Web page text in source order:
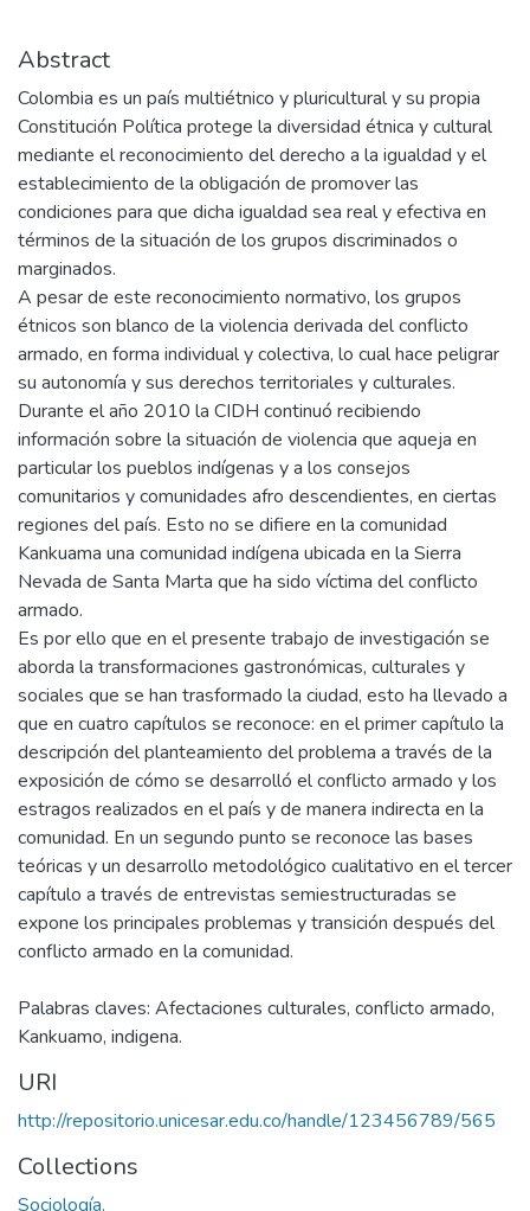
Abstract
Colombia es un país multiétnico y pluricultural y su propia
Constitución Política protege la diversidad étnica y cultural
mediante el reconocimiento del derecho a la igualdad y el
establecimiento de la obligación de promover las
condiciones para que dicha igualdad sea real y efectiva en
términos de la situación de los grupos discriminados o
marginados.
A pesar de este reconocimiento normativo, los grupos
étnicos son blanco de la violencia derivada del conflicto
armado, en forma individual y colectiva, lo cual hace peligrar
su autonomía y sus derechos territoriales y culturales.
Durante el año 2010 la CIDH continuó recibiendo
información sobre la situación de violencia que aqueja en
particular los pueblos indígenas y a los consejos
comunitarios y comunidades afro descendientes, en ciertas
regiones del país. Esto no se difiere en la comunidad
Kankuama una comunidad indígena ubicada en la Sierra
Nevada de Santa Marta que ha sido víctima del conflicto
armado.
Es por ello que en el presente trabajo de investigación se
aborda la transformaciones gastronómicas, culturales y
sociales que se han trasformado la ciudad, esto ha llevado a
que en cuatro capítulos se reconoce: en el primer capítulo la
descripción del planteamiento del problema a través de la
exposición de cómo se desarrolló el conflicto armado y los
estragos realizados en el país y de manera indirecta en la
comunidad. En un segundo punto se reconoce las bases
teóricas y un desarrollo metodológico cualitativo en el tercer
capítulo a través de entrevistas semiestructuradas se
expone los principales problemas y transición después del
conflicto armado en la comunidad.
Palabras claves: Afectaciones culturales, conflicto armado,
Kankuamo, indigena.
URI
http://repositorio.unicesar.edu.co/handle/123456789/565
Collections
Sociología.